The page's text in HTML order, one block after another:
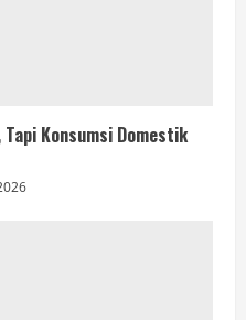
Konsumsi Domestik